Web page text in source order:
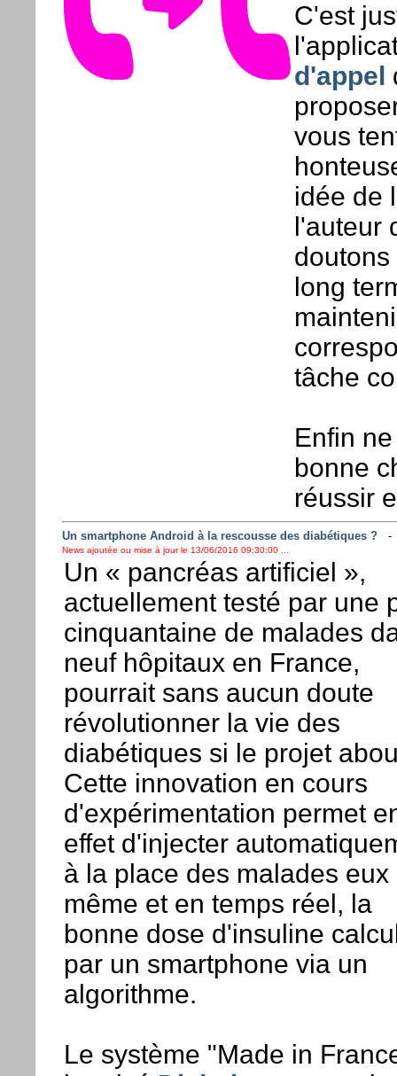
C'est
d'appel
vous
idée de
l'auteur
long
tâche
Enfin
bonne
réussir
Un smartphone Android à la rescousse des diabétiques ?
News ajoutée ou mise à jour le 13/06/2016 09:30:00 ...
Un « pancréas artificiel »,
actuellement testé par une
cinquantaine de malades
neuf hôpitaux en France,
pourrait sans aucun doute
révolutionner la vie des
diabétiques si le projet
Cette innovation en cours
d'expérimentation permet
effet d'injecter
à la place des malades eux
même et en temps réel, la
bonne dose d'insuline
par un smartphone via un
algorithme.
Le système "Made in